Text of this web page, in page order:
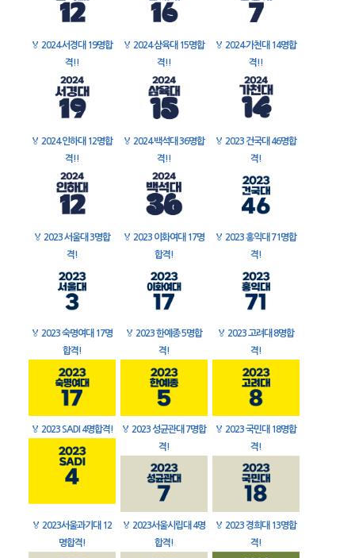
🏅 2024 서경대 19명합
격!!
🏅 2024 삼육대 15명합
격!!
🏅 2024 가천대 14명합
격!!
🏅 2024 인하대 12명합
격!!
🏅 2024 백석대 36명합
격!!
🏅 2023 건국대 46명합
격!
🏅 2023 서울대 3명합
격!
🏅 2023 이화여대 17명
합격!
🏅 2023 홍익대 71명합
격!
🏅 2023 숙명여대 17명
합격!
🏅 2023 한예종 5명합
격!
🏅 2023 고려대 8명합
격!
🏅 2023 SADI 4명합격! 🏅 2023 성균관대 7명합
격!
🏅 2023 국민대 18명합
격!
🏅 2023서울과기대 12
명합격!
🏅 2023서울시립대 4명
합격!
🏅 2023 경희대 13명합
격!